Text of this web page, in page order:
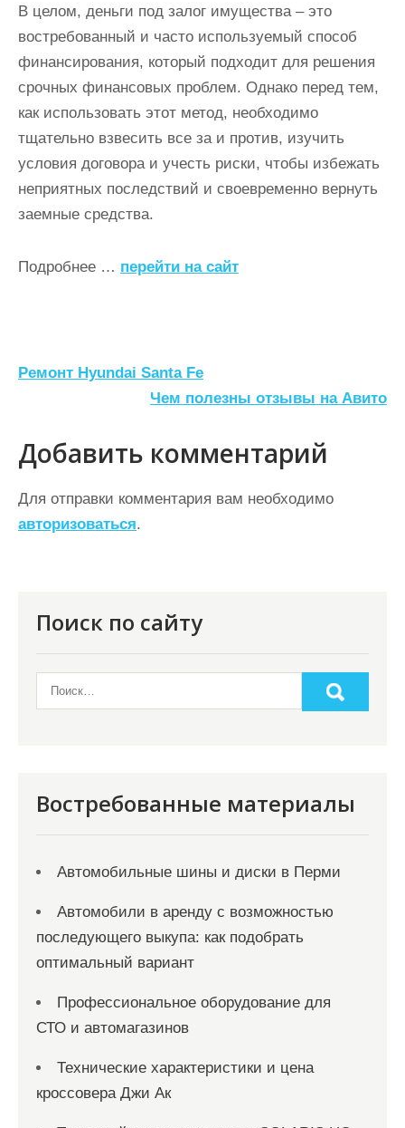
В целом, деньги под залог имущества – это
востребованный и часто используемый способ
финансирования, который подходит для решения
срочных финансовых проблем. Однако перед тем,
как использовать этот метод, необходимо
тщательно взвесить все за и против, изучить
условия договора и учесть риски, чтобы избежать
неприятных последствий и своевременно вернуть
заемные средства.
Подробнее … перейти на сайт
Н
в
и
г
а
м
Ремонт Hyundai Santa Fe
Чем полезны отзывы на Авито
Добавить комментарий
Для отправки комментария вам необходимо
авторизоваться.
Поиск по сайту
Востребованные материалы
Автомобильные шины и диски в Перми
Автомобили в аренду с возможностью
последующего выкупа: как подобрать
оптимальный вариант
Профессиональное оборудование для
СТО и автомагазинов
Технические характеристики и цена
кроссовера Джи Ак